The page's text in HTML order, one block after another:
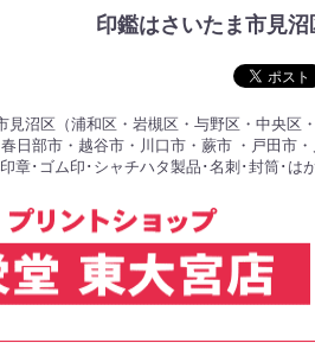
印鑑はさいたま市見
見沼区（浦和区・岩槻区・与野区・中央区
日部市・越谷市・川口市・蕨市 ・戸田市
章･ゴム印･シャチハタ製品･名刺･封筒･